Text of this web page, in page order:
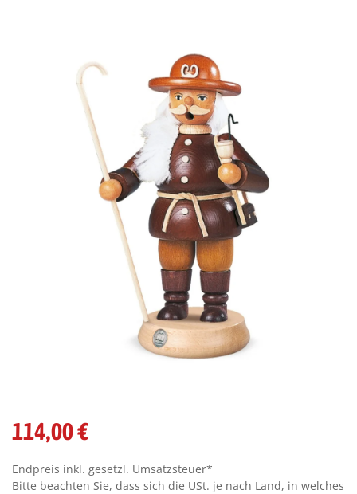
114,00 €
Endpreis inkl. gesetzl. Umsatzsteuer*
Bitte beachten Sie, dass sich die USt. je nach Land, in welches